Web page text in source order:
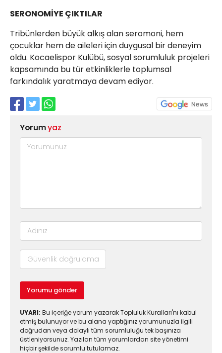
SERONOMİYE ÇIKTILAR
Tribünlerden büyük alkış alan seromoni, hem
çocuklar hem de aileleri için duygusal bir deneyim
oldu. Kocaelispor Kulübü, sosyal sorumluluk projeleri
kapsamında bu tür etkinliklerle toplumsal
farkındalık yaratmaya devam ediyor.
Yorumyaz
Yorumu gönder
UYARI: Bu içeriğe yorum yazarak Topluluk Kuralları'nı kabul
etmiş bulunuyor ve bu alana yaptığınız yorumunuzla ilgili
doğrudan veya dolaylı tüm sorumluluğu tek başınıza
üstleniyorsunuz. Yazılan tüm yorumlardan site yönetimi
hiçbir şekilde sorumlu tutulamaz.